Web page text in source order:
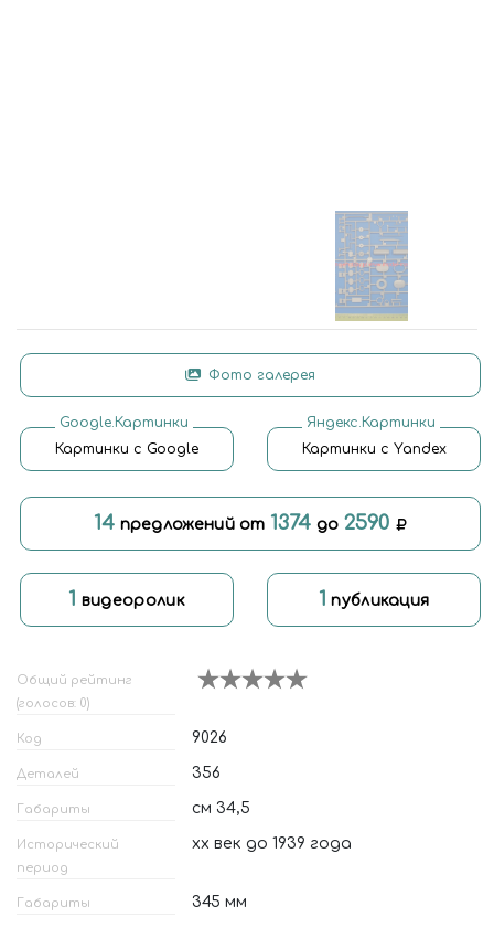
Фото галерея
Google.Картинки
Картинки с Google
Яндекс.Картинки
Картинки с Yandex
14 предложений от 1374 до 2590
1 видеоролик 1 публикация
Общий рейтинг
(голосов: 0)
Код 9026
Деталей 356
Габариты см 34,5
Исторический
период
xx век до 1939 года
Габариты 345 мм